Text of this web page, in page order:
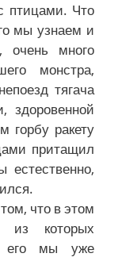
птицами. Что
мы узнаем и
очень много
монстра,
тягача
здоровенной
горбу ракету
притащил
естественно,
что в этом
из которых
его мы уже